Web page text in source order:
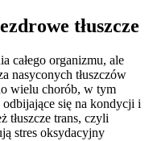
tłuszcze
całego organizmu, ale
nasyconych tłuszczów
wielu chorób, w tym
odbijające się na kondycji i
tłuszcze trans, czyli
stres oksydacyjny